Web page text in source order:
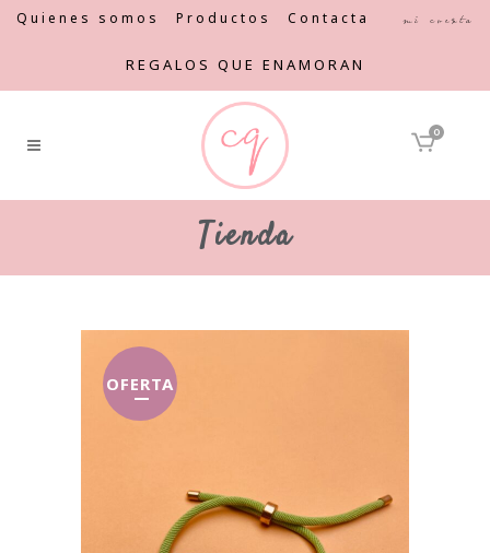
Quienes somos Productos Contacta Mi cuenta
REGALOS QUE ENAMORAN
0
Tienda
OFERTA